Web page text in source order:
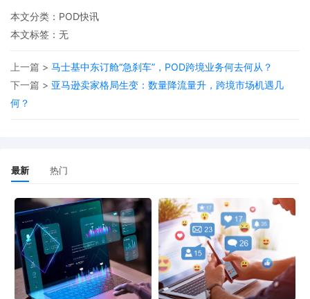
根据订单需求进行生产，避免库存积压，对于这种突然爆火的产品
在POD跨境资讯方面，此次虎头包的爆火可以作为一个典型案例进
行分析。它展示了文化创意产品在跨境市场中的巨大潜力。中国传
跨境市场前景也因此变得更加广阔。随着中国文化在全球的传播，
像虎头包这样具有中国特色的产品有望在跨境电商领域取得更大的
突破。消费者对于独特、有文化内涵的产品需求不断增加，跨境电
商平台可以借助这样的热点事件，将更多的中国文化创意产品推向
世界。
本文分类： POD快讯
本文标签：无
上一篇 > 马士基中东订舱“急刹车”，POD跨境业务何去何从？
下一篇 > 亚马逊卖家格局生变：数量降流量升，跨境市场机遇几
何？
最新 热门